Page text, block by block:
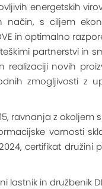
energetskih
način, s ciljem
in optimalno
partnerstvi in
realizaciji novih
zmogljivosti z
ravnanja z okoljem
varnosti
certifikat družini
lastnik in družbenik